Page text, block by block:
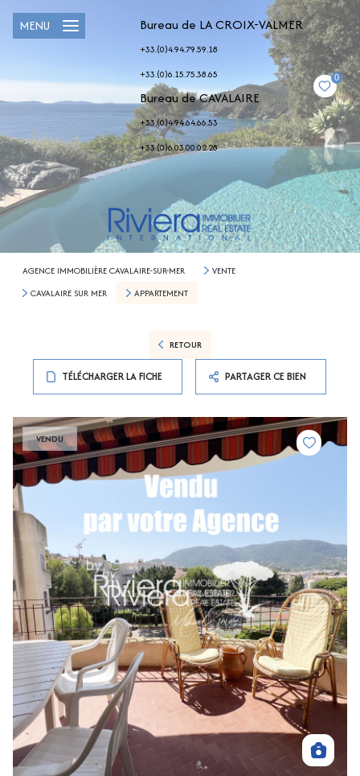
Bureau de LA CROIX-VALMER
+33.(0)4.94.79.59.18
+33.(0)6.15.75.38.65
Bureau de CAVALAIRE
+33.(0)4.94.64.66.53
+33.(0)6.03.00.02.28
0
MENU
AGENCE IMMOBILIÈRE CAVALAIRE-SUR-MER
VENTE
CAVALAIRE SUR MER
APPARTEMENT
RETOUR
TÉLÉCHARGER LA FICHE PARTAGER CE BIEN
VENDU